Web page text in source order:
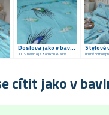
Doslova jako v bavlnce
100% bavlna je zárukou kvality Útulný domov
cítit jako v